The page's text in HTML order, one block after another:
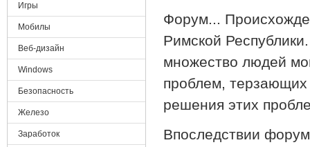
Форум...
Римской
множество людей
проблем,
решения этих
Впоследствии
Игры
Мобилы
Веб-дизайн
Windows
Безопасность
Железо
Заработок